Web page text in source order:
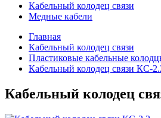
Кабельный колодец связи
Медные кабели
Главная
Кабельный колодец связи
Пластиковые кабельные
Кабельный колодец связи КС-
Кабельный колодец